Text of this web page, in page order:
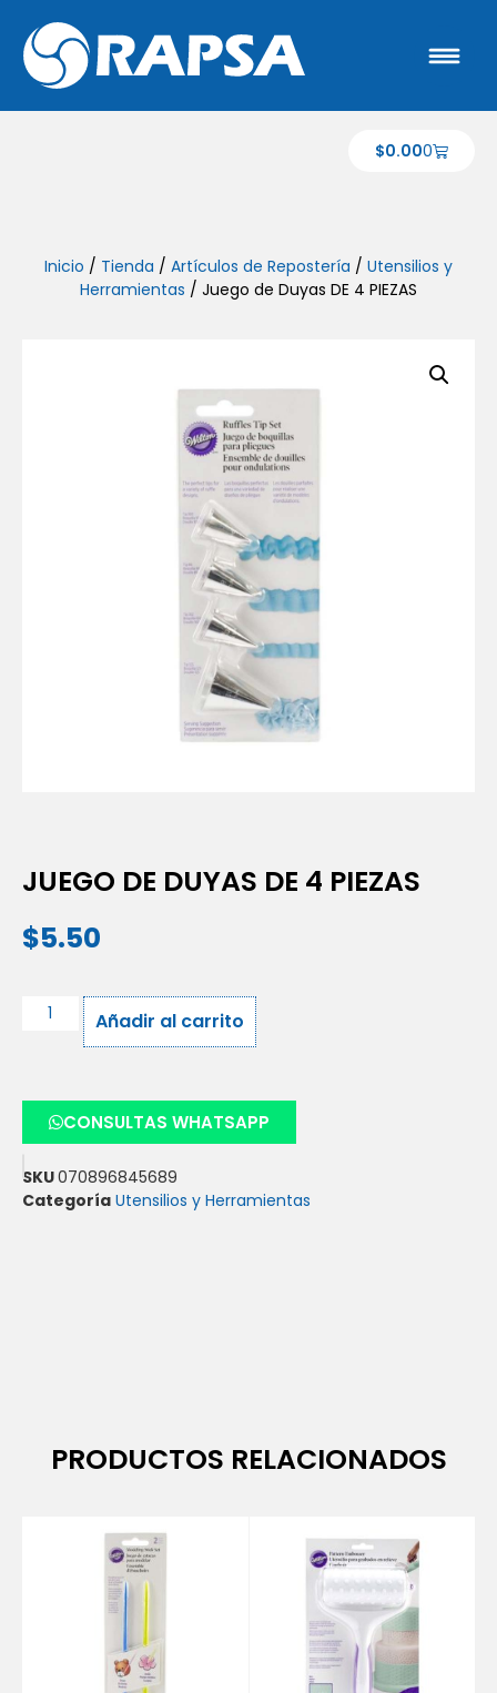
$0.000
Inicio / Tienda / Artículos de Repostería / Utensilios y
Herramientas / Juego de Duyas DE 4 PIEZAS
JUEGO DE DUYAS DE 4 PIEZAS
$5.50
Añadir al carrito
CONSULTAS WHATSAPP
SKU070896845689
Categoría Utensilios y Herramientas
PRODUCTOS RELACIONADOS